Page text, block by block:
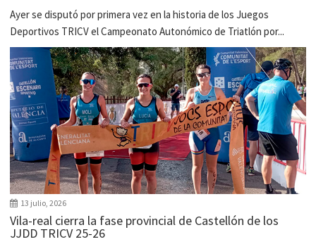
Ayer se disputó por primera vez en la historia de los Juegos
Deportivos TRICV el Campeonato Autonómico de Triatlón por...
13 julio, 2026
Vila-real cierra la fase provincial de Castellón de los
JJDD TRICV 25-26